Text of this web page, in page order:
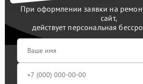
При оформлении заявки на
сайт,
действует персональная